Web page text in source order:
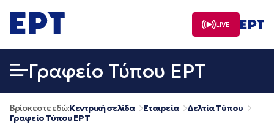
σε
περιεχόμενο
LIVE
Γραφείο Τύπου ΕΡΤ
Βρίσκεστε εδώ:Κεντρική σελίδα Εταιρεία
Δελτία Τύπου
Γραφείο Τύπου ΕΡΤ